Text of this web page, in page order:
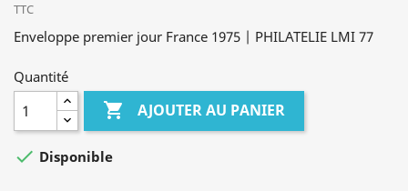
TTC
Enveloppe premier jour France 1975 | PHILATELIE LMI 77
Quantité
 AJOUTER AU PANIER
 Disponible